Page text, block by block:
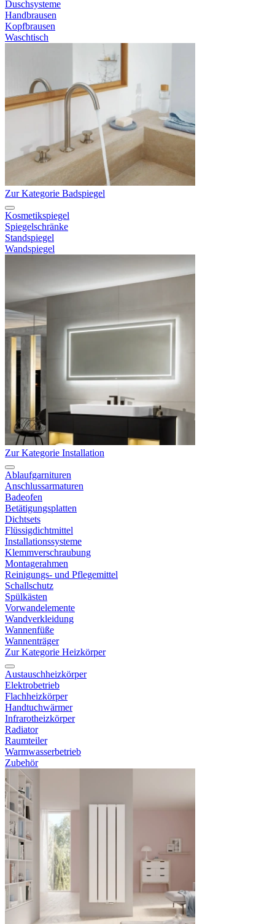
Duschsysteme
Handbrausen
Kopfbrausen
Waschtisch
Zur Kategorie Badspiegel
Kosmetikspiegel
Spiegelschränke
Standspiegel
Wandspiegel
Zur Kategorie Installation
Ablaufgarnituren
Anschlussarmaturen
Badeofen
Betätigungsplatten
Dichtsets
Flüssigdichtmittel
Installationssysteme
Klemmverschraubung
Montagerahmen
Reinigungs- und Pflegemittel
Schallschutz
Spülkästen
Vorwandelemente
Wandverkleidung
Wannenfüße
Wannenträger
Zur Kategorie Heizkörper
Austauschheizkörper
Elektrobetrieb
Flachheizkörper
Handtuchwärmer
Infrarotheizkörper
Radiator
Raumteiler
Warmwasserbetrieb
Zubehör